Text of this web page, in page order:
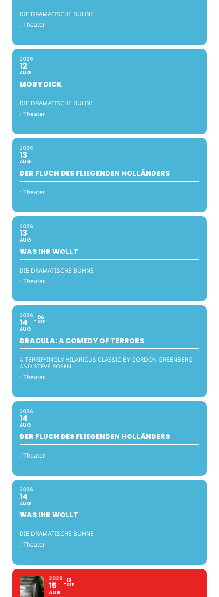
DIE DRAMATISCHE BÜHNE
: Theater
2026
12
AUG
MOBY DICK
DIE DRAMATISCHE BÜHNE
: Theater
2026
13
AUG
DER FLUCH DES FLIEGENDEN HOLLÄNDERS
: Theater
2026
13
AUG
WAS IHR WOLLT
DIE DRAMATISCHE BÜHNE
: Theater
2026
14
AUG
06
SEP
DRACULA: A COMEDY OF TERRORS
A TERRIFYINGLY HILARIOUS CLASSIC BY GORDON GREENBERG
AND STEVE ROSEN
: Theater
2026
14
AUG
DER FLUCH DES FLIEGENDEN HOLLÄNDERS
: Theater
2026
14
AUG
WAS IHR WOLLT
DIE DRAMATISCHE BÜHNE
: Theater
2026
15
AUG
13
SEP